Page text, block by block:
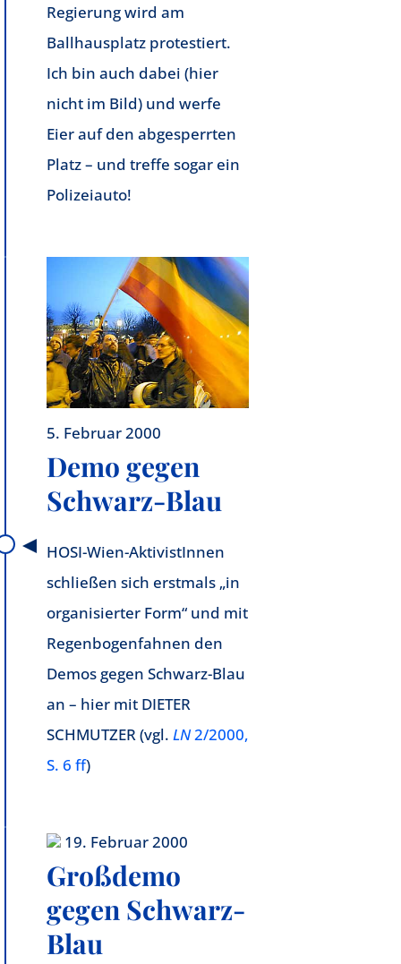
Regierung wird am
Ballhausplatz protestiert.
Ich bin auch dabei (hier
nicht im Bild) und werfe
Eier auf den abgesperrten
Platz – und treffe sogar ein
Polizeiauto!
5. Februar 2000
Demo gegen
Schwarz-Blau
HOSI-Wien-AktivistInnen
schließen sich erstmals „in
organisierter Form“ und mit
Regenbogenfahnen den
Demos gegen Schwarz-Blau
an – hier mit DIETER
SCHMUTZER (vgl. LN2/2000,
S. 6 ff)
19. Februar 2000
Großdemo
gegen Schwarz-
Blau